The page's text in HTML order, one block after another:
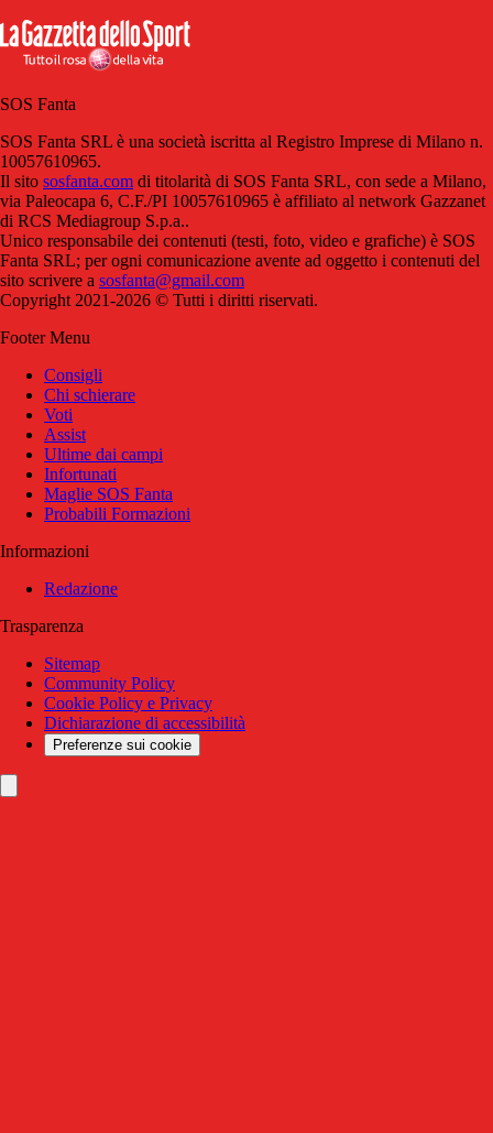
SOS Fanta
SOS Fanta SRL è una società iscritta al Registro Imprese di Milano n.
10057610965.
Il sito sosfanta.com di titolarità di SOS Fanta SRL, con sede a Milano,
via Paleocapa 6, C.F./PI 10057610965 è affiliato al network Gazzanet
di RCS Mediagroup S.p.a..
Unico responsabile dei contenuti (testi, foto, video e grafiche) è SOS
Fanta SRL; per ogni comunicazione avente ad oggetto i contenuti del
sito scrivere a sosfanta@gmail.com
Copyright 2021-2026 © Tutti i diritti riservati.
Footer Menu
Consigli
Chi schierare
Voti
Assist
Ultime dai campi
Infortunati
Maglie SOS Fanta
Probabili Formazioni
Informazioni
Redazione
Trasparenza
Sitemap
Community Policy
Cookie Policy e Privacy
Dichiarazione di accessibilità
Preferenze sui cookie